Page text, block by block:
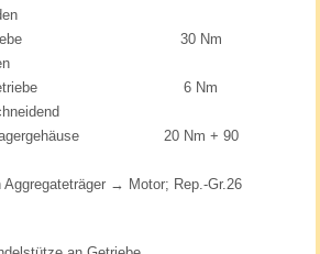
30 Nm
6 Nm
20 Nm + 90
Aggregateträger → Motor; Rep.-Gr.26